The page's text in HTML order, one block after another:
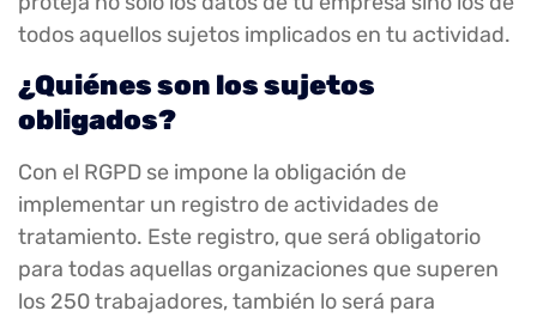
todos aquellos sujetos implicados en tu actividad.
¿Quiénes son los sujetos
obligados?
Con el RGPD se impone la obligación de
implementar un registro de actividades de
tratamiento. Este registro, que será obligatorio
para todas aquellas organizaciones que superen
los 250 trabajadores, también lo será para